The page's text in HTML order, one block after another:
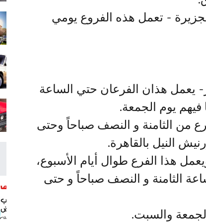
- تعمل هذه الفروع يومي
يعمل هذان الفرعان حتي الساعة
فيهم يوم الجمعة.
من الثامنة و النصف صباحاً وحتى
النيل بالقاهرة.
هذا الفرع طوال أيام الأسبوع،
الثامنة و النصف صباحاً و حتى
والسبت.